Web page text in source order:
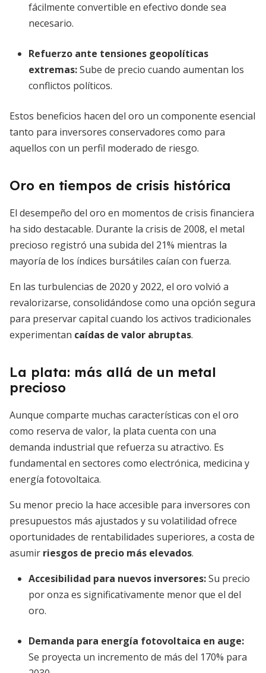
fácilmente convertible en efectivo donde sea
necesario.
Refuerzo ante tensiones geopolíticas
extremas:Sube de precio cuando aumentan los
conflictos políticos.
Estos beneficios hacen del oro un componente esencial
tanto para inversores conservadores como para
aquellos con un perfil moderado de riesgo.
Oro en tiempos de crisis histórica
El desempeño del oro en momentos de crisis financiera
ha sido destacable. Durante la crisis de 2008, el metal
precioso registró una subida del 21% mientras la
mayoría de los índices bursátiles caían con fuerza.
En las turbulencias de 2020 y 2022, el oro volvió a
revalorizarse, consolidándose como una opción segura
para preservar capital cuando los activos tradicionales
experimentan caídas de valor abruptas.
La plata: más allá de un metal
precioso
Aunque comparte muchas características con el oro
como reserva de valor, la plata cuenta con una
demanda industrial que refuerza su atractivo. Es
fundamental en sectores como electrónica, medicina y
energía fotovoltaica.
Su menor precio la hace accesible para inversores con
presupuestos más ajustados y su volatilidad ofrece
oportunidades de rentabilidades superiores, a costa de
asumir riesgos de precio más elevados.
Accesibilidad para nuevos inversores:Su precio
por onza es significativamente menor que el del
oro.
Demanda para energía fotovoltaica en auge:
Se proyecta un incremento de más del 170% para